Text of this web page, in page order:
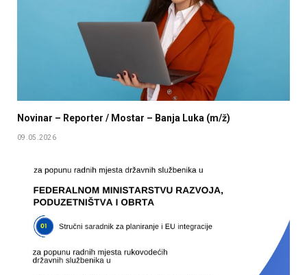
Novinar – Reporter / Mostar – Banja Luka (m/ž)
09.05.2026